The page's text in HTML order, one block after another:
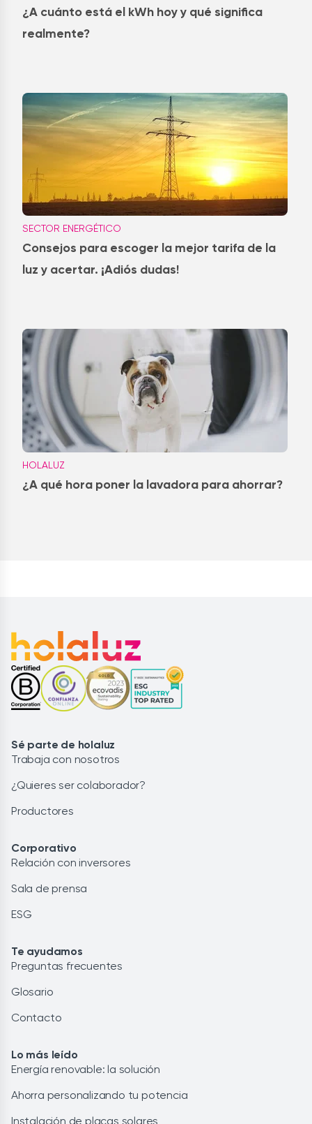
¿A cuánto está el kWh hoy y qué significa
realmente?
SECTOR ENERGÉTICO
Consejos para escoger la mejor tarifa de la
luz y acertar. ¡Adiós dudas!
HOLALUZ
¿A qué hora poner la lavadora para ahorrar?
Sé parte de holaluz
Trabaja con nosotros
¿Quieres ser colaborador?
Productores
Corporativo
Relación con inversores
Sala de prensa
ESG
Te ayudamos
Preguntas frecuentes
Glosario
Contacto
Lo más leído
Energía renovable: la solución
Ahorra personalizando tu potencia
Instalación de placas solares